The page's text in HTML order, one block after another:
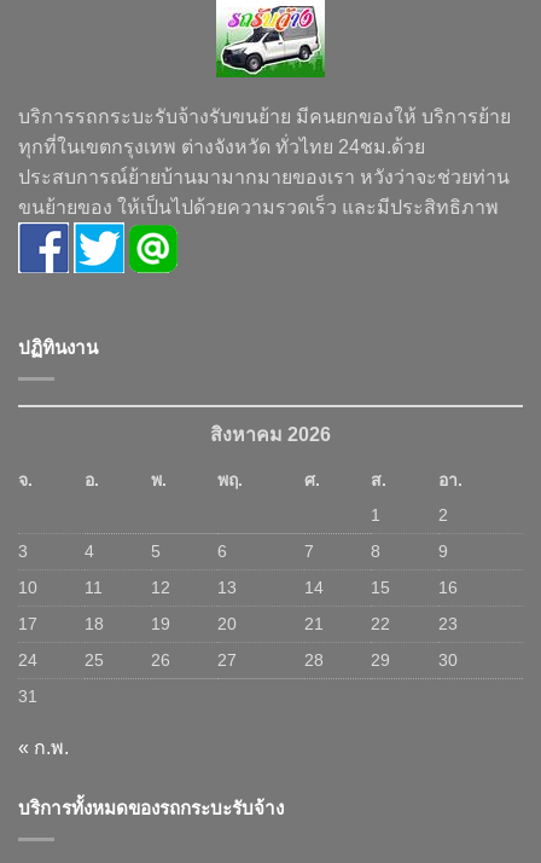
บริการรถกระบะรับจ้างรับขนย้าย มีคนยกของให้ บริการย้าย
ทุกที่ในเขตกรุงเทพ ต่างจังหวัด ทั่วไทย 24ชม.ด้วย
ประสบการณ์ย้ายบ้านมามากมายของเรา หวังว่าจะช่วยท่าน
ขนย้ายของ ให้เป็นไปด้วยความรวดเร็ว และมีประสิทธิภาพ
ปฏิทินงาน
สิงหาคม 2026
จ. อ. พ. พฤ. ศ. ส.
อา.
1
2
3
4 5 6 7 8
9
10
11 12 13 14 15
16
17
18 19 20 21 22
23
24
25 26 27 28 29
30
31
« ก.พ.
บริการทั้งหมดของรถกระบะรับจ้าง